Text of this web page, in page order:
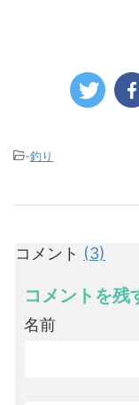
-釣り
コメント (3)
コメントを残
名前